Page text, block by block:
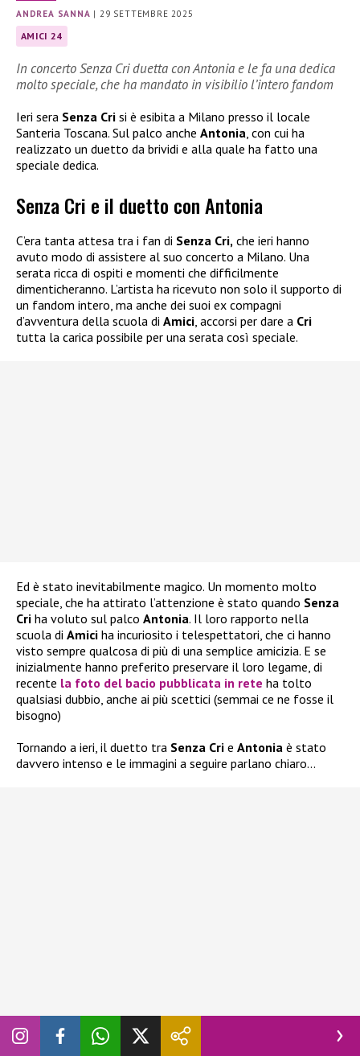
ANDREA SANNA |29 SETTEMBRE 2025
AMICI 24
In concerto Senza Cri duetta con Antonia e le fa una dedica
molto speciale, che ha mandato in visibilio l’intero fandom
Ieri sera Senza Cri si è esibita a Milano presso il locale
Santeria Toscana. Sul palco anche Antonia , con cui ha
realizzato un duetto da brividi e alla quale ha fatto una
speciale dedica.
Senza Cri e il duetto con Antonia
C’era tanta attesa tra i fan di Senza Cri, che ieri hanno
avuto modo di assistere al suo concerto a Milano. Una
serata ricca di ospiti e momenti che difficilmente
dimenticheranno. L’artista ha ricevuto non solo il supporto di
un fandom intero, ma anche dei suoi ex compagni
d’avventura della scuola di Amici, accorsi per dare a Cri
tutta la carica possibile per una serata così speciale.
Ed è stato inevitabilmente magico. Un momento molto
speciale, che ha attirato l’attenzione è stato quando Senza
Cri ha voluto sul palco Antonia. Il loro rapporto nella
scuola di Amici ha incuriosito i telespettatori, che ci hanno
visto sempre qualcosa di più di una semplice amicizia. E se
inizialmente hanno preferito preservare il loro legame, di
recente la foto del bacio pubblicata in rete ha tolto
qualsiasi dubbio, anche ai più scettici (semmai ce ne fosse il
bisogno)
Tornando a ieri, il duetto tra Senza Cri e Antonia è stato
davvero intenso e le immagini a seguire parlano chiaro…